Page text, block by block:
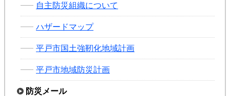
自主防災組織について
ハザードマップ
平戸市国土強靭化地域計画
平戸市地域防災計画
防災メール